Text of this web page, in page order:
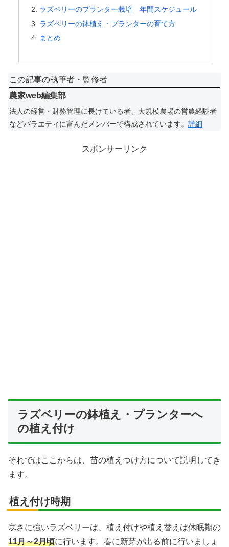
ラズベリーのプランター栽培 年間スケジュール
ラズベリーの鉢植え・プランターの育て方
まとめ
この記事の執筆者・監修者
農家web編集部
法人の経営・財務管理に長けている者、大規模農場の営農経験者
などバラエティに富んだメンバーで構成されています。 詳細
スポンサーリンク
ラズベリーの鉢植え・プランターへ
の植え付け
それではここからは、苗の植えつけ方について説明してき
ます。
植え付け時期
寒さに強いラズベリーは、植え付けや植え替えは休眠期の
11月～2月頃に行います。春に新芽が出る前に行いましょ